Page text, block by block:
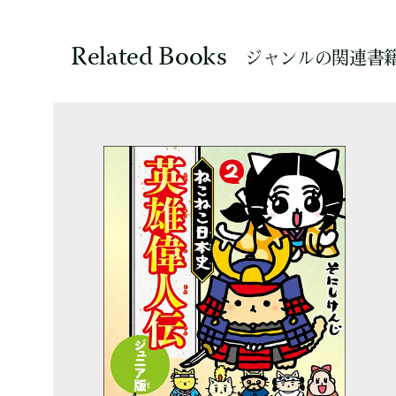
Related Books ジャンルの関連書